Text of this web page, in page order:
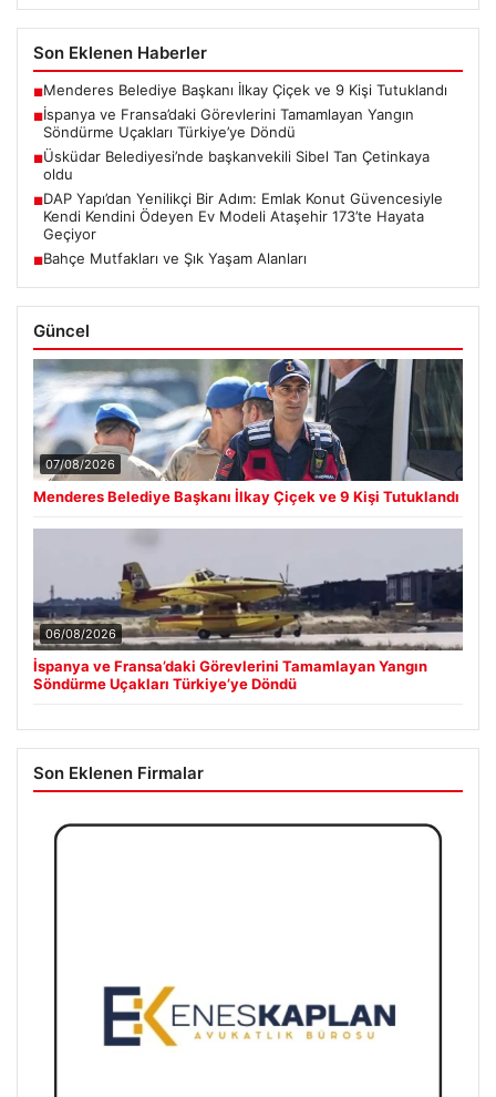
Son Eklenen Haberler
■Menderes Belediye Başkanı İlkay Çiçek ve 9 Kişi Tutuklandı
■İspanya ve Fransa’daki Görevlerini Tamamlayan Yangın
Söndürme Uçakları Türkiye’ye Döndü
■Üsküdar Belediyesi’nde başkanvekili Sibel Tan Çetinkaya
oldu
■DAP Yapı’dan Yenilikçi Bir Adım: Emlak Konut Güvencesiyle
Kendi Kendini Ödeyen Ev Modeli Ataşehir 173’te Hayata
Geçiyor
■Bahçe Mutfakları ve Şık Yaşam Alanları
Güncel
07/08/2026
Menderes Belediye Başkanı İlkay Çiçek ve 9 Kişi Tutuklandı
06/08/2026
İspanya ve Fransa’daki Görevlerini Tamamlayan Yangın
Söndürme Uçakları Türkiye’ye Döndü
Son Eklenen Firmalar